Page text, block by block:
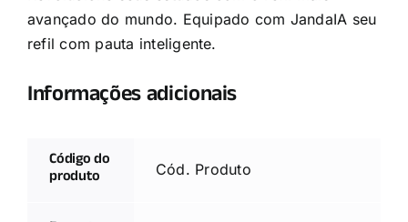
avançado do mundo. Equipado com JandaIA seu
refil com pauta inteligente.
Informações adicionais
Código do
produto Cód. Produto